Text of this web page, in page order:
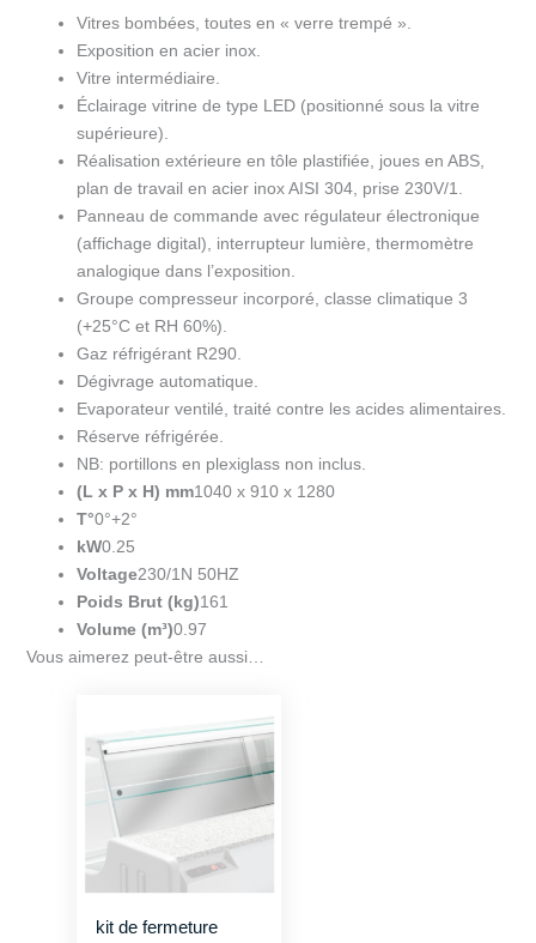
bombée
ventilé
réserve
Largeur
ML10/B5-
VV/R2
Vitres bombées, toutes en « verre trempé ».
Exposition en acier inox.
Vitre intermédiaire.
Éclairage vitrine de type LED (positionné sous la vitre
supérieure).
Réalisation extérieure en tôle plastifiée, joues en ABS,
plan de travail en acier inox AISI 304, prise 230V/1.
Panneau de commande avec régulateur électronique
(affichage digital), interrupteur lumière, thermomètre
analogique dans l’exposition.
Groupe compresseur incorporé, classe climatique 3
(+25°C et RH 60%).
Gaz réfrigérant R290.
Dégivrage automatique.
Evaporateur ventilé, traité contre les acides alimentaires.
Réserve réfrigérée.
NB: portillons en plexiglass non inclus.
(L x P x H) mm1040 x 910 x 1280
T°0°+2°
kW0.25
Voltage230/1N 50HZ
Poids Brut (kg)161
Volume (m³)0.97
Vous aimerez peut-être aussi…
kit de fermeture